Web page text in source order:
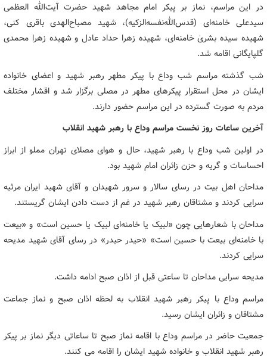
در این مراسم، نماز بر پیکر امام مجاهد شهید حضرت آیت‌الله العظمی
سیدعلی خامنه‌ای (قدس‌الله‌نفسه‌الزکیه)، شهید مصباح‌الهدی باقری کنی،
شهیده سیده بشریٰ خامنه‌ای، شهیده زهرا حداد عادل و شهیده زهرا محمدی
گلپایگانی اقامه شد.
شب گذشته مراسم شب وداع با پیکر مطهر رهبر شهید و اعضای خانواده
ایشان در محل استقرار پیکرهای مطهر در مصلی برگزار شد و اقشار مختلف
مردم به صورت گسترده در این مراسم حضور دارند.
آخرین ساعات روز نخست مراسم وداع با رهبر شهید انقلاب
در اولین شب وداع با رهبر شهید، حال و هوای مصلای تهران مملو از ابراز
احساسات و گریه و حزن زائران امام شهید بود.
مداحان اهل بیت در رسای سالار و سرور شهیدان و آقای شهید ایران مرثیه
سرایی کردند و مشتاقان رهبر شهید در غم از دست دادن ایشان گریستند.
مداحان با شعارهایی چون «لبیک یا خامنه‌ای لبیک یا حسین است» و «بیعت
با خامنه‌ای بیعت با حسین است» «حیدر حیدر» در رسای آقای شهید مدیحه
سرایی کردند.
مدیحه سرایی مداحان تا ساعتی قبل از اذان صبح ادامه داشت.
مراسم وداع با پیکر رهبر شهید انقلاب به لحظه اذان صبح و نماز جماعت
مشتاقان و زائران ایشان رسید.
جمعیت حاضر در مراسم وداع با اقامه نماز صبح تا ساعاتی دیگر نماز بر پیکر
رهبر شهید انقلاب و خانواده شهید ایشان را اقامه می کنند.